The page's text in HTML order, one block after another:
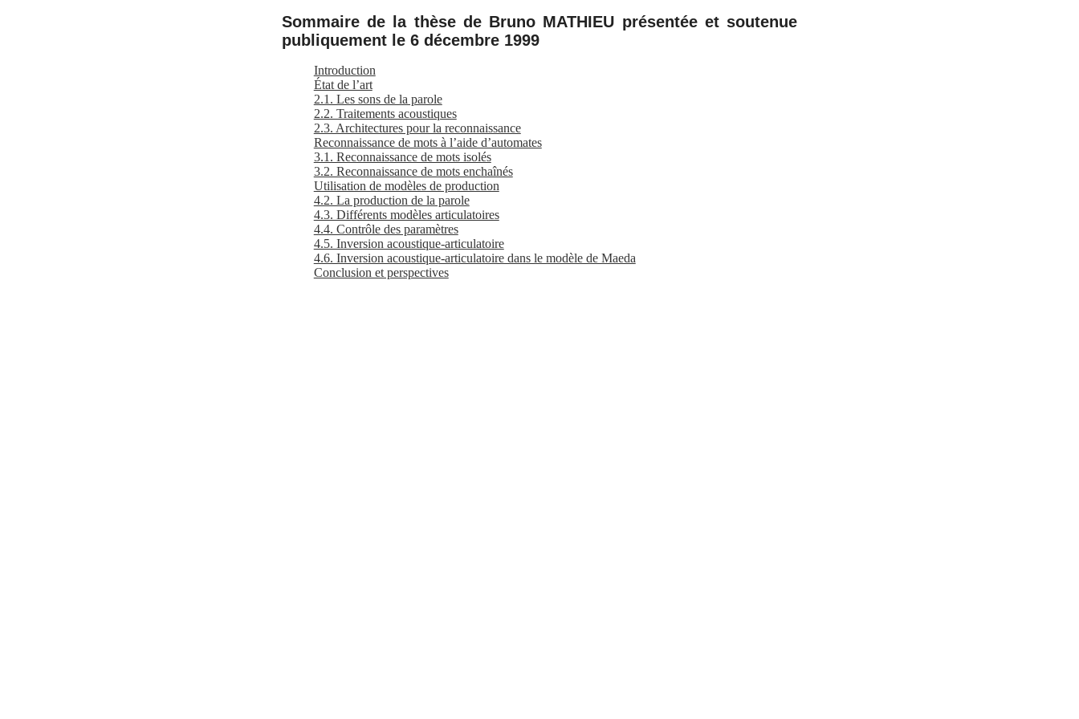
Sommaire de la thèse de Bruno MATHIEU présentée et soutenue
publiquement le 6 décembre 1999
Introduction
État de l’art
2.1. Les sons de la parole
2.2. Traitements acoustiques
2.3. Architectures pour la reconnaissance
Reconnaissance de mots à l’aide d’automates
3.1. Reconnaissance de mots isolés
3.2. Reconnaissance de mots enchaînés
Utilisation de modèles de production
4.2. La production de la parole
4.3. Différents modèles articulatoires
4.4. Contrôle des paramètres
4.5. Inversion acoustique-articulatoire
4.6. Inversion acoustique-articulatoire dans le modèle de Maeda
Conclusion et perspectives